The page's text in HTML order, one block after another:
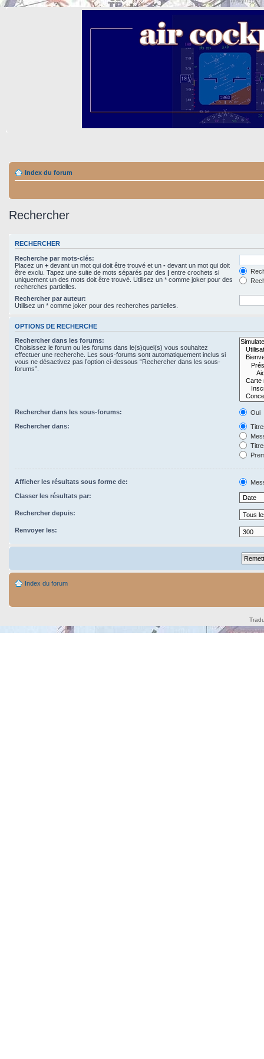
Index du forum
Rechercher
RECHERCHER
Recherche par mots-clés:
Placez un + devant un mot qui doit être trouvé et un - devant un mot qui doit
être exclu. Tapez une suite de mots séparés par des | entre crochets si
uniquement un des mots doit être trouvé. Utilisez un * comme joker pour des
recherches partielles.
Rechercher par auteur:
Utilisez un * comme joker pour des recherches partielles.
OPTIONS DE RECHERCHE
Rechercher dans les forums:
Choisissez le forum ou les forums dans le(s)quel(s) vous souhaitez
effectuer une recherche. Les sous-forums sont automatiquement inclus si
vous ne désactivez pas l’option ci-dessous “Rechercher dans les sous-
forums”.
Rechercher dans les sous-forums:
Oui
Rechercher dans:
Afficher les résultats sous forme de:
Classer les résultats par:
Rechercher depuis:
Renvoyer les:
Index du forum